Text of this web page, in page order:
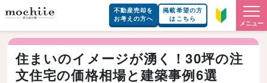
不動産売却を
お考えの方へ
掲載希望の方
はこちら
メニュー
住まいのイメージが湧く！30坪の注
文住宅の価格相場と建築事例6選